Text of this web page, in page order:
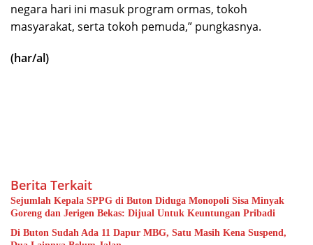
negara hari ini masuk program ormas, tokoh
masyarakat, serta tokoh pemuda,” pungkasnya.
(har/al)
Berita Terkait
Sejumlah Kepala SPPG di Buton Diduga Monopoli Sisa Minyak
Goreng dan Jerigen Bekas: Dijual Untuk Keuntungan Pribadi
Di Buton Sudah Ada 11 Dapur MBG, Satu Masih Kena Suspend,